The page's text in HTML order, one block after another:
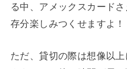
る中、アメックスカード
存分楽しみつくせますよ！
ただ、貸切の際は想像以